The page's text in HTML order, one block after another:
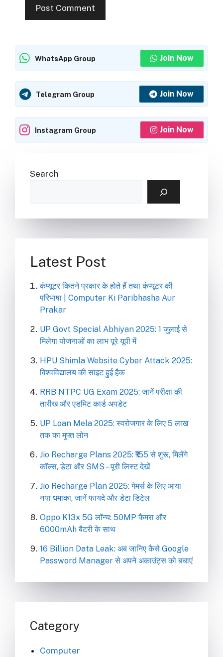
WhatsApp Group Join Now
Telegram Group Join Now
Instagram Group Join Now
Search
Latest Post
कंप्यूटर कितने प्रकार के होते हैं तथा कंप्यूटर की
परिभाषा | Computer Ki Paribhasha Aur
Prakar
UP Govt Special Abhiyan 2025: 1 जुलाई से
मिलेगा योजनाओं का लाभ पूरे यूपी में
HPU Shimla Website Cyber Attack 2025:
विश्वविद्यालय की साइट हुई हैक
RRB NTPC UG Exam 2025: जानें परीक्षा की
तारीख और एडमिट कार्ड अपडेट
UP Loan Mela 2025: स्वरोजगार के लिए 5 लाख
तक का मुफ्त लोन
Jio Recharge Plans 2025: ₹155 से शुरू, मिलेंगे
कॉल्स, डेटा और SMS – पूरी लिस्ट देखें
Jio Recharge Plan 2025: गेमर्स के लिए आया
नया धमाका, जानें फायदे और डेटा डिटेल
Oppo K13x 5G लॉन्च: 50MP कैमरा और
6000mAh बैटरी के साथ
16 Billion Data Leak: अब जानिए कैसे Google
Password Manager से अपने अकाउंट्स को बचाएं
Category
Computer